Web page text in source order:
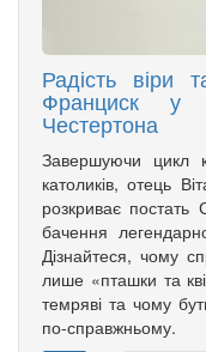
Радість віри
Франциск у
Честертона
Завершуючи цикл
католиків, отець
розкриває постать
бачення
Дізнайтеся, чому
лише «пташки та
темряві та чому
по-справжньому.